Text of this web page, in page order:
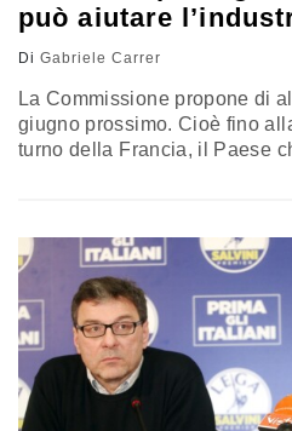
può aiutare
Di Gabriele Carrer
La Commissione propone di
giugno prossimo. Cioè fino
turno della Francia, il Paese